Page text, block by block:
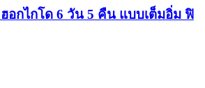
อกไกโด 6 วัน 5 คืน แบบเต็มอิ่ม ฟิ